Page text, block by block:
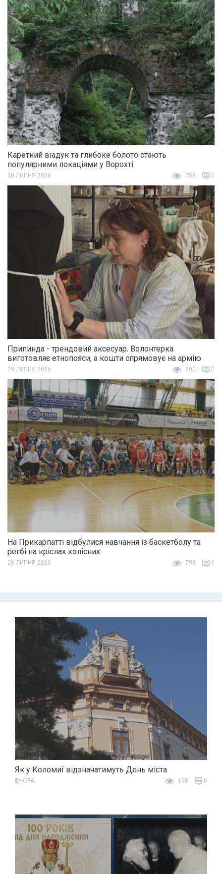
Каретний віадук та глибоке болото стають
популярними локаціями у Ворохті
30 ЛИПНЯ 2026 759 0
Припинда - трендовий аксесуар. Волонтерка
виготовляє етнопояси, а кошти спрямовує на армію
29 ЛИПНЯ 2026 780 0
На Прикарпатті відбулися навчання із баскетболу та
регбі на кріслах колісних
28 ЛИПНЯ 2026 798 0
Як у Коломиї відзначатимуть День міста
ВЧОРА 198 0